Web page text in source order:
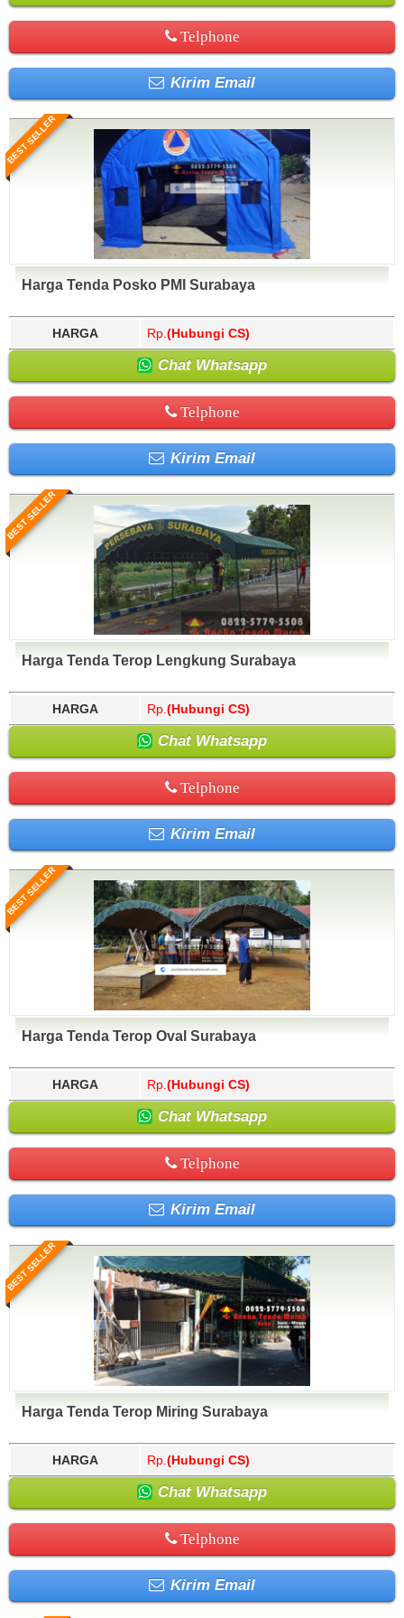
Telphone
Kirim Email
BEST SELLER
Harga Tenda Posko PMI Surabaya
HARGA Rp. (Hubungi CS)
Chat Whatsapp
Telphone
Kirim Email
BEST SELLER
Harga Tenda Terop Lengkung Surabaya
HARGA Rp. (Hubungi CS)
Chat Whatsapp
Telphone
Kirim Email
BEST SELLER
Harga Tenda Terop Oval Surabaya
HARGA Rp. (Hubungi CS)
Chat Whatsapp
Telphone
Kirim Email
BEST SELLER
Harga Tenda Terop Miring Surabaya
HARGA Rp. (Hubungi CS)
Chat Whatsapp
Telphone
Kirim Email